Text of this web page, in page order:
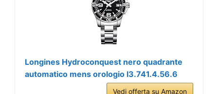
Longines Hydroconquest nero quadrante
automatico mens orologio l3.741.4.56.6
Vedi offerta su Amazon